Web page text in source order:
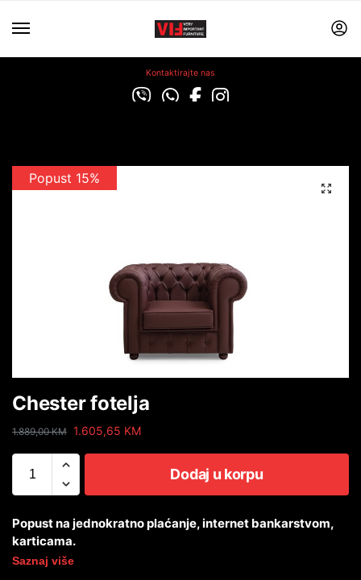
Kontaktirajte nas
Popust 15%
Chester fotelja
1.889,00KM 1.605,65 KM
Dodaj u korpu
Popust na jednokratno plaćanje, internet bankarstvom,
karticama.
Saznaj više